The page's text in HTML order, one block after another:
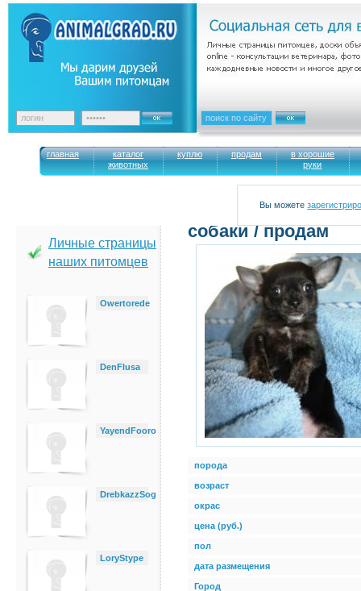
главная
каталог
животных
куплю продам
в хорошие
руки
Вы можете
Личные страницы
наших питомцев
Owertorede
DenFlusa
YayendFooro
DrebkazzSog
LoryStype
cобаки / продам
порода
возраст
окрас
цена (руб.)
пол
дата размещения
Город